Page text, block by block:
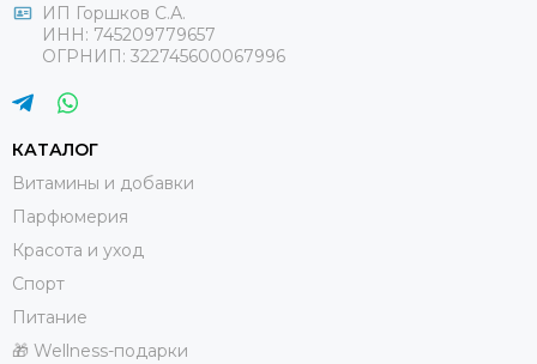
ИП Горшков С.А.
ИНН: 745209779657
ОГРНИП: 322745600067996
КАТАЛОГ
Витамины и добавки
Парфюмерия
Красота и уход
Спорт
Питание
🎁 Wellness-подарки